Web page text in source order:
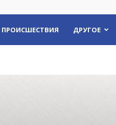
ПРОИСШЕСТВИЯ ДРУГОЕ